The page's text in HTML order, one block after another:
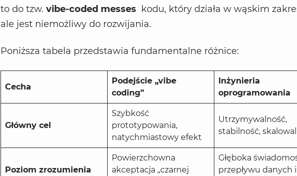
to do tzw. vibe-coded messes kodu, który działa w wąskim
ale jest niemożliwy do rozwijania.
Poniższa tabela przedstawia fundamentalne różnice:
Cecha
Podejście „vibe
coding”
Inżynieria
oprogramowania
Główny cel
Szybkość
prototypowania,
natychmiastowy efekt
Utrzymywalność,
stabilność,
Poziom zrozumienia
Powierzchowna
akceptacja „czarnej
Głęboka
przepływu danych i